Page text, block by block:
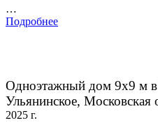
…
Подробнее
Одноэтажный дом 9х9 м
Ульянинское, Московская
2025 г.